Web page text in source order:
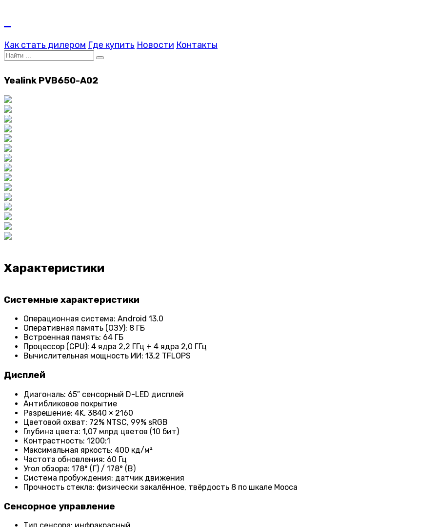
Как стать дилером Где купить Новости Контакты
Yealink PVB650-A02
Характеристики
Системные характеристики
Операционная система: Android 13.0
Оперативная память (ОЗУ): 8 ГБ
Встроенная память: 64 ГБ
Процессор (CPU): 4 ядра 2,2 ГГц + 4 ядра 2,0 ГГц
Вычислительная мощность ИИ: 13,2 TFLOPS
Дисплей
Диагональ: 65″ сенсорный D-LED дисплей
Антибликовое покрытие
Разрешение: 4K, 3840 × 2160
Цветовой охват: 72% NTSC, 99% sRGB
Глубина цвета: 1,07 млрд цветов (10 бит)
Контрастность: 1200:1
Максимальная яркость: 400 кд/м²
Частота обновления: 60 Гц
Угол обзора: 178° (Г) / 178° (В)
Система пробуждения: датчик движения
Прочность стекла: физически закалённое, твёрдость 8 по шкале Мооса
Сенсорное управление